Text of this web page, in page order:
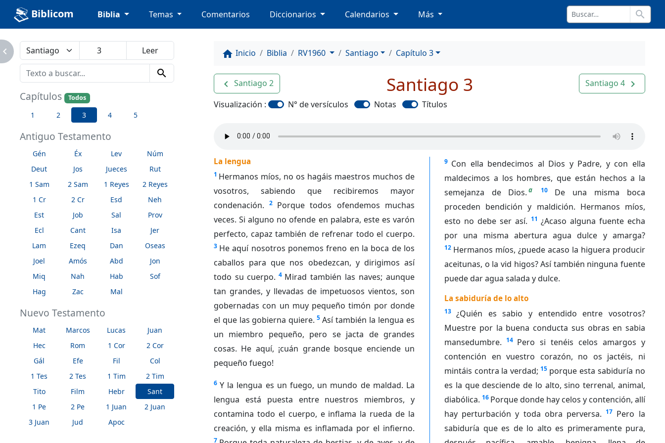
Biblicom Biblia Temas Comentarios Diccionarios Calendarios Más search
search
Capítulos Todos
1 2 3 4 5
Antiguo Testamento
Gén Éx Lev
Núm
Deut
Jos Jueces
Rut
1 Sam
2 Sam 1 Reyes
2 Reyes
1 Cr
2 Cr Esd
Neh
Est
Job Sal
Prov
Ecl
Cant Isa
Jer
Lam
Ezeq Dan
Oseas
Joel
Amós Abd
Jon
Miq
Nah Hab
Sof
Hag
Zac Mal
Nuevo Testamento
Mat Marcos Lucas
Juan
Hec
Rom 1 Cor
2 Cor
Gál
Efe Fil
Col
1 Tes
2 Tes 1 Tim
2 Tim
Tito
Film Hebr
Sant
1 Pe
2 Pe 1 Juan
2 Juan
3 Juan
Jud Apoc
home Inicio Biblia RV1960 Santiago Capítulo 3
navigate_before Santiago 2 Santiago 4 navigate_next
Santiago 3
Visualización : N° de versículos Notas Títulos
La lengua
1 Hermanos míos, no os hagáis maestros muchos de
vosotros, sabiendo que recibiremos mayor
condenación.
2 Porque todos ofendemos muchas
veces. Si alguno no ofende en palabra, este es varón
perfecto, capaz también de refrenar todo el cuerpo.
3 He aquí nosotros ponemos freno en la boca de los
caballos para que nos obedezcan, y dirigimos así
todo su cuerpo. 4 Mirad también las naves; aunque
tan grandes, y llevadas de impetuosos vientos, son
gobernadas con un muy pequeño timón por donde
el que las gobierna quiere. 5 Así también la lengua es
un miembro pequeño, pero se jacta de grandes
cosas. He aquí, ¡cuán grande bosque enciende un
pequeño fuego!
6 Y la lengua es un fuego, un mundo de maldad. La
lengua está puesta entre nuestros miembros, y
contamina todo el cuerpo, e inflama la rueda de la
creación, y ella misma es inflamada por el infierno.
7
9 Con ella bendecimos al Dios y Padre, y con ella
maldecimos a los hombres, que están hechos a la
semejanza de Dios. a 10
De una misma boca
proceden bendición y maldición. Hermanos míos,
esto no debe ser así. 11 ¿Acaso alguna fuente echa
por una misma abertura agua dulce y amarga?
12 Hermanos míos, ¿puede acaso la higuera producir
aceitunas, o la vid higos? Así también ninguna fuente
puede dar agua salada y dulce.
La sabiduría de lo alto
13 ¿Quién es sabio y entendido entre vosotros?
Muestre por la buena conducta sus obras en sabia
mansedumbre. 14 Pero si tenéis celos amargos y
contención en vuestro corazón, no os jactéis, ni
mintáis contra la verdad; 15 porque esta sabiduría no
es la que desciende de lo alto, sino terrenal, animal,
diabólica. 16 Porque donde hay celos y contención, allí
hay perturbación y toda obra perversa. 17 Pero la
sabiduría que es de lo alto es primeramente pura,